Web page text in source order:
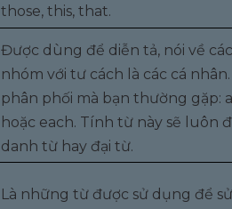
those, this, that.
Được dùng để diễn tả, nói về
nhóm với tư cách là các cá
phân phối mà bạn thường gặp:
hoặc each. Tính từ này sẽ luôn
danh từ hay đại từ.
Là những từ được sử dụng để